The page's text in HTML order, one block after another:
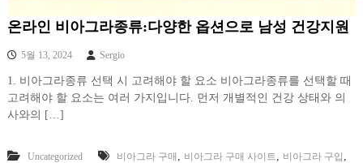
온라인 비아그라종류:다양한 옵션으로 남성 건강지원
5월 13, 2024 Sergio
1. 비아그라종류 선택 시 고려해야 할 요소 비아그라종류를 선택할 때
고려해야 할 요소는 여러 가지입니다. 먼저 개별적인 건강 상태와 의
사와의 […]
Uncategorized 비아그라 구매 비아그라 구매 사이트 비아그라 구입